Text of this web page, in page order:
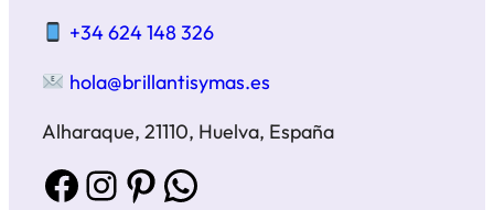
+34 624 148 326
hola@brillantisymas.es
Alharaque, 21110, Huelva, España
Facebook Instagram Pinterest WhatsApp